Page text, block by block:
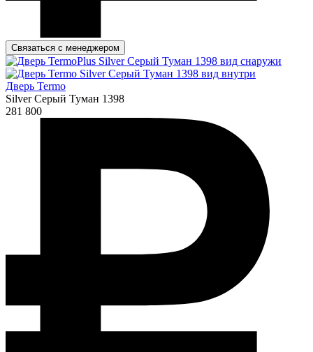
Связаться с менеджером
Дверь Termo
Silver Серый Туман 1398
281 800